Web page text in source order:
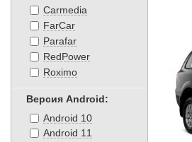
Carmedia
FarCar
Parafar
RedPower
Roximo
Версия Android:
Android 10
Android 11